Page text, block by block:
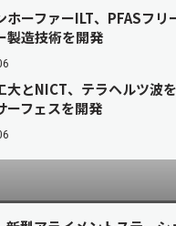
ホーファーILT、PFASフリ
製造技術を開発
大とNICT、テラヘルツ波
ーフェスを開発